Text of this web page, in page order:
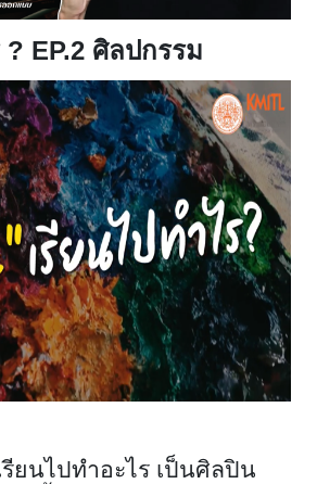
? EP.2 ศิลปกรรม
ไปทำอะไร เป็นศิลปิน